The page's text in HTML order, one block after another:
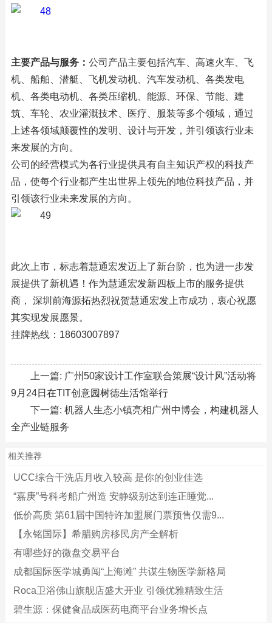
主要产品与服务： 公司产品主要包括汽车、高速火车、飞
机、船舶、潜艇、飞机发动机、汽车发动机、各类发电
机、各类电动机、各类压缩机、能源、环保、节能、建
筑、车轮、农业灌溉技术、医疗、服装等多个领域，通过
上述各领域颠覆性的发明、设计与开发，并引领该行业未
来发展的方向。
公司的经营模式为各行业提供具有自主知识产权的科技产
品，使每个行业都产生出世界上领先的地位科技产品，并
引领该行业未来发展的方向。
此次上市，标志着慧通宏发迈上了新台阶，也为进一步发
展提供了新机遇！作为慧通宏发新四板上市的服务提供
商， 深圳前海源拓热烈祝贺慧通宏发上市成功，衷心祝愿
其实现发展愿景。
挂牌热线：18603007897
上一篇: 广州50家设计工作室联合策展“设计风”活动将
9月24日在TIT创意园树德生活馆举行
下一篇: 机器人生态小镇亮相广州中博会，构建机器人
全产业链服务
相关推荐
UCC综合干洗店月收入较高 是你的创业佳选
“嘉庚”号科考船广州造 安静级别达到连正睡觉...
低价高质 第61届中国特许加盟展门票预售仅需9...
【永铭国际】希腊购房移民房产全解析
有哪些好的微盘交易平台
成都国际医学城勇闯“上海滩” 共谋生物医学新格局
Roca卫浴佛山旗舰店盛大开业 引领优雅精致生活
碧生源：保健食品成医药电商平台业务增长点